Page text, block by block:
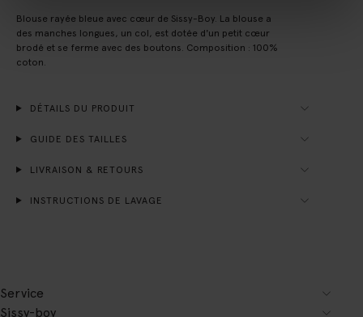
Blouse rayée bleue avec cœur de Sissy-Boy. La blouse a
des manches longues, un col, est dotée d'un petit cœur
brodé et se ferme avec des boutons. Composition : 100%
coton.
DÉTAILS DU PRODUIT
GUIDE DES TAILLES
LIVRAISON & RETOURS
INSTRUCTIONS DE LAVAGE
Service
Sissy-boy